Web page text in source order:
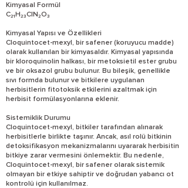
Kimyasal Formül
C₂₁H₂₃ClN₂O₃
Kimyasal Yapısı ve Özellikleri
Cloquintocet-mexyl, bir safener (koruyucu madde)
olarak kullanılan bir kimyasaldır. Kimyasal yapısında
bir kloroquinolin halkası, bir metoksietil ester grubu
ve bir oksazol grubu bulunur. Bu bileşik, genellikle
sıvı formda bulunur ve bitkilere uygulanan
herbisitlerin fitotoksik etkilerini azaltmak için
herbisit formülasyonlarına eklenir.
Sistemiklik Durumu
Cloquintocet-mexyl, bitkiler tarafından alınarak
herbisitlerle birlikte taşınır. Ancak, asıl rolü bitkinin
detoksifikasyon mekanizmalarını uyararak herbisitin
bitkiye zarar vermesini önlemektir. Bu nedenle,
Cloquintocet-mexyl, bir safener olarak sistemik
olmayan bir etkiye sahiptir ve doğrudan yabancı ot
kontrolü için kullanılmaz.